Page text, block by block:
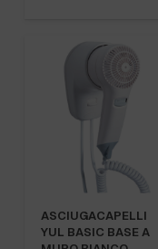
ASCIUGACAPELLI
YUL BASIC BASE A